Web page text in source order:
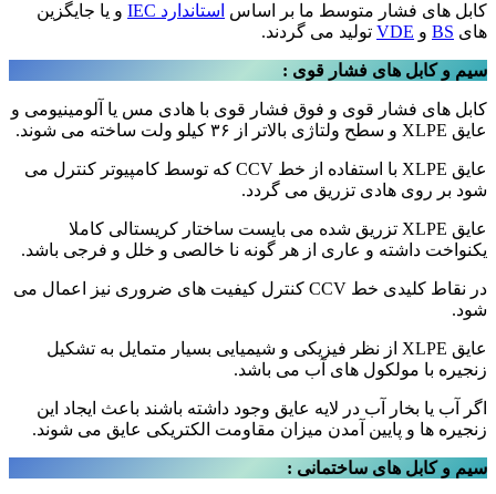
کابل های فشار متوسط ما بر اساس استاندارد IEC
و یا جایگزین
های BS و VDE تولید می گردند.
سیم و کابل های فشار قوی :
کابل های فشار قوی و فوق فشار قوی با هادی مس یا آلومینیومی و
عایق XLPE و سطح ولتاژی بالاتر از ۳۶ کیلو ولت ساخته می شوند.
عایق XLPE با استفاده از خط CCV که توسط کامپیوتر کنترل می
شود بر روی هادی تزریق می گردد.
عایق XLPE تزریق شده می بایست ساختار کریستالی کاملا
یکنواخت داشته و عاری از هر گونه نا خالصی و خلل و فرجی باشد.
در نقاط کلیدی خط CCV کنترل کیفیت های ضروری نیز اعمال می
شود.
عایق XLPE از نظر فیزیکی و شیمیایی بسیار متمایل به تشکیل
زنجیره با مولکول های آب می باشد.
اگر آب یا بخار آب در لایه عایق وجود داشته باشند باعث ایجاد این
زنجیره ها و پایین آمدن میزان مقاومت الکتریکی عایق می شوند.
سیم و کابل های ساختمانی :